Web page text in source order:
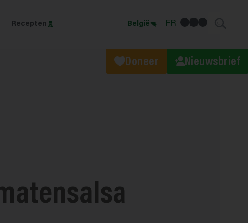
Recepten België FR facebook linkedin Instagram
Doneer Nieuwsbrief